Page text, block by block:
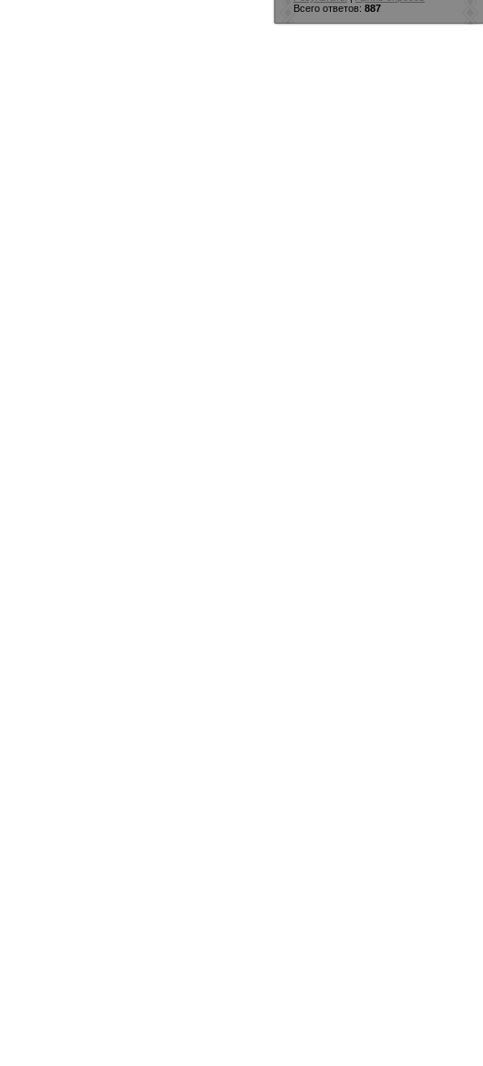
Всего ответов: 887